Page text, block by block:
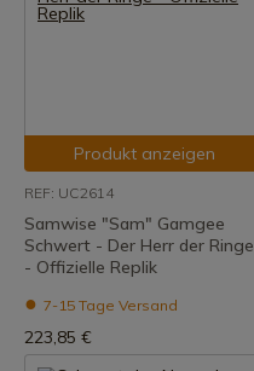
Produkt anzeigen
REF: UC2614
Samwise "Sam" Gamgee
Schwert - Der Herr der Ringe
- Offizielle Replik
7-15 Tage Versand
223,85 €